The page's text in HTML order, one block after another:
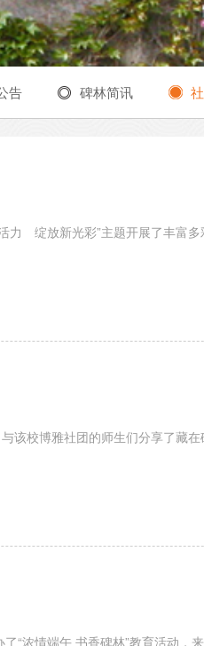
告 碑林简讯
力 绽放新光彩”主题开展了丰富
该校博雅社团的师生们分享了藏在
“浓情端午 书香碑林”教育活动，